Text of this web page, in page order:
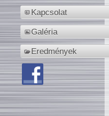
Kapcsolat
Galéria
Eredmények